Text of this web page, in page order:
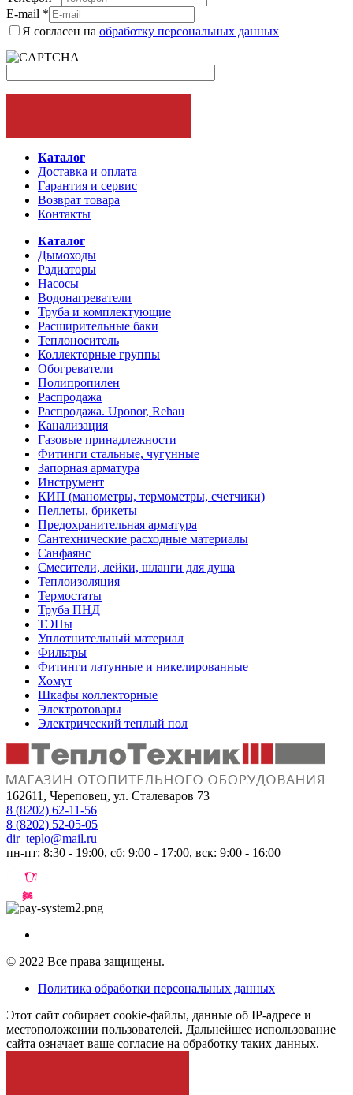
E-mail *
Я согласен на обработку персональных данных
Каталог
Доставка и оплата
Гарантия и сервис
Возврат товара
Контакты
Каталог
Дымоходы
Радиаторы
Насосы
Водонагреватели
Труба и комплектующие
Расширительные баки
Теплоноситель
Коллекторные группы
Обогреватели
Полипропилен
Распродажа
Распродажа. Uponor, Rehau
Канализация
Газовые принадлежности
Фитинги стальные, чугунные
Запорная арматура
Инструмент
КИП (манометры, термометры, счетчики)
Пеллеты, брикеты
Предохранительная арматура
Сантехнические расходные материалы
Санфаянс
Смесители, лейки, шланги для душа
Теплоизоляция
Термостаты
Труба ПНД
ТЭНы
Уплотнительный материал
Фильтры
Фитинги латунные и никелированные
Хомут
Шкафы коллекторные
Электротовары
Электрический теплый пол
162611, Череповец, ул. Сталеваров 73
8 (8202) 62-11-56
8 (8202) 52-05-05
dir_teplo@mail.ru
пн-пт: 8:30 - 19:00, сб: 9:00 - 17:00, вск: 9:00 - 16:00
© 2022 Все права защищены.
Политика обработки персональных данных
Этот сайт собирает cookie-файлы, данные об IP-адресе и
местоположении пользователей. Дальнейшее использование
сайта означает ваше согласие на обработку таких данных.